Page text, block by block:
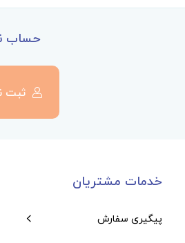
حساب
ثبت
خدمات مشتریان
پیگیری سفارش